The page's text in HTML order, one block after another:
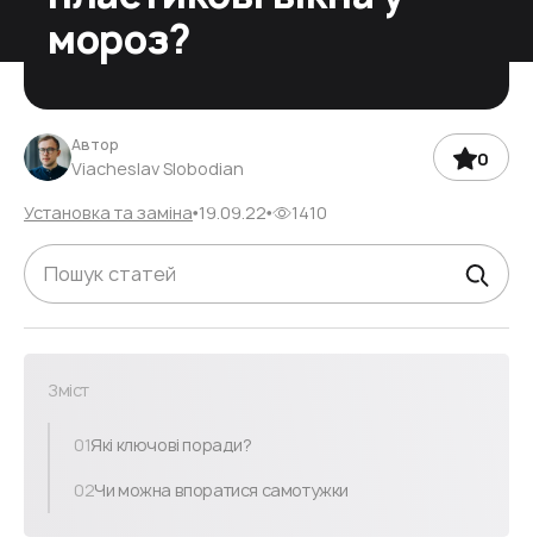
мороз?
Автор
Viacheslav Slobodian 0
Установка та заміна 19.09.22 1410
Зміст
01Які ключові поради?
02Чи можна впоратися самотужки